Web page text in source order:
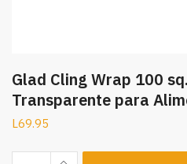
Glad Cling Wrap 100
Transparente para
L69.95